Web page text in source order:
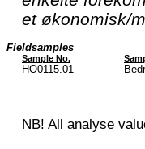
et økonomisk/
Fieldsamples
Sample No.
HO0115.01
NB! All analyse